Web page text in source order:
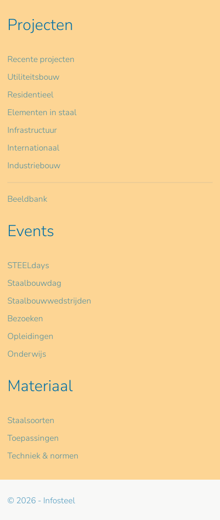
Projecten
Recente projecten
Utiliteitsbouw
Residentieel
Elementen in staal
Infrastructuur
Internationaal
Industriebouw
Beeldbank
Events
STEELdays
Staalbouwdag
Staalbouwwedstrijden
Bezoeken
Opleidingen
Onderwijs
Materiaal
Staalsoorten
Toepassingen
Techniek & normen
© 2026 - Infosteel